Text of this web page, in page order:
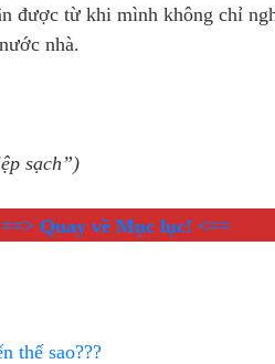
được từ khi mình không chỉ
nhà.
sạch”)
==> Quay về Mục lục! <==
thế sao???